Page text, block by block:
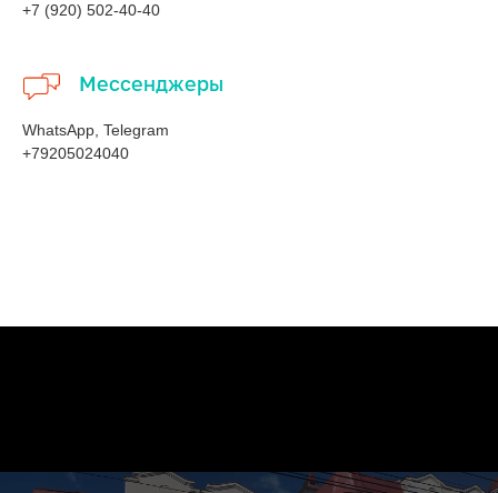
+7 (920) 502-40-40
Мессенджеры
WhatsApp, Telegram
+79205024040